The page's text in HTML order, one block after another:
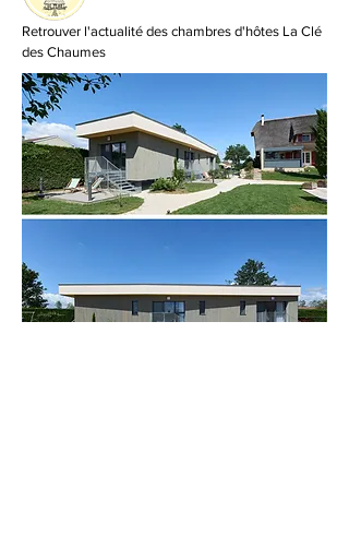
Retrouver l'actualité des chambres d'hôtes La Clé
des Chaumes